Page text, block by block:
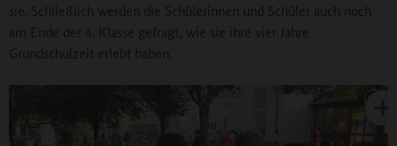
sie. Schließlich werden die Schülerinnen und Schüler auch noch
am Ende der 4. Klasse gefragt, wie sie ihre vier Jahre
Grundschulzeit erlebt haben.